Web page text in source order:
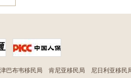
津巴布韦移民局 肯尼亚移民局 尼日利亚移民